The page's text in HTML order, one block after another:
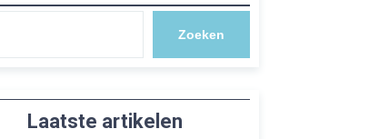
Zoeken
Laatste artikelen